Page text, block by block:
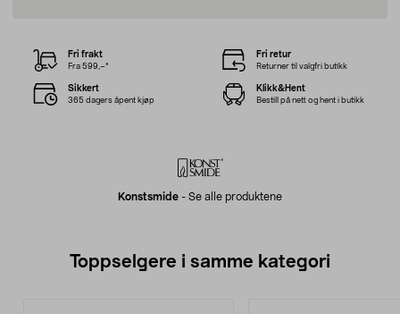
Konstsmide - Se alle produktene
Fri frakt
Fra 599,–*
Fri retur
Returner til valgfri butikk
Sikkert
365 dagers åpent kjøp
Klikk&Hent
Bestill på nett og hent i butikk
Toppselgere i samme kategori